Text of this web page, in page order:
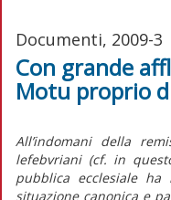
Documenti, 2009-3
Con grande
Motu proprio
All’indomani della
lefebvriani (cf. in
pubblica ecclesiale
situazione canonica e